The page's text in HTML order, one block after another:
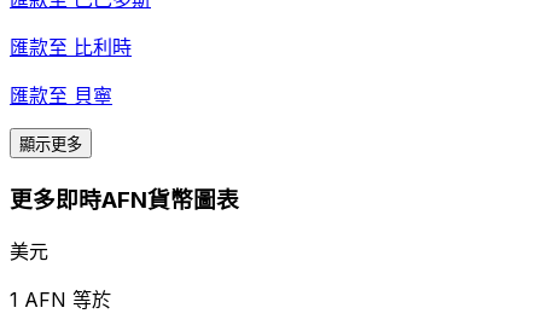
匯款至 比利時
匯款至 貝寧
顯示更多
更多即時AFN貨幣圖表
美元
1 AFN 等於